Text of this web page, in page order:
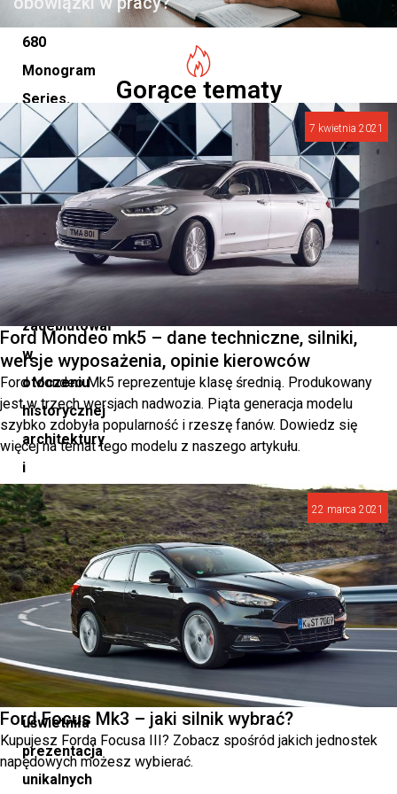
SL
680
Monogram
Series.
Ten
najbardziej
sportowy
model
w
historii
Maybacha
zadebiutował
w
otoczeniu
historycznej
architektury
i
wysmakowanej
estetyki,
tworząc
aurę
luksusu
i
ekskluzywności.
Wydarzenie
uświetniła
prezentacja
unikalnych
Gorące tematy
7 kwietnia 2021
Ford Mondeo mk5 – dane techniczne, silniki,
wersje wyposażenia, opinie kierowców
Ford Mondeo Mk5 reprezentuje klasę średnią. Produkowany
jest w trzech wersjach nadwozia. Piąta generacja modelu
szybko zdobyła popularność i rzeszę fanów. Dowiedz się
więcej na temat tego modelu z naszego artykułu.
22 marca 2021
Ford Focus Mk3 – jaki silnik wybrać?
Kupujesz Forda Focusa III? Zobacz spośród jakich jednostek
napędowych możesz wybierać.